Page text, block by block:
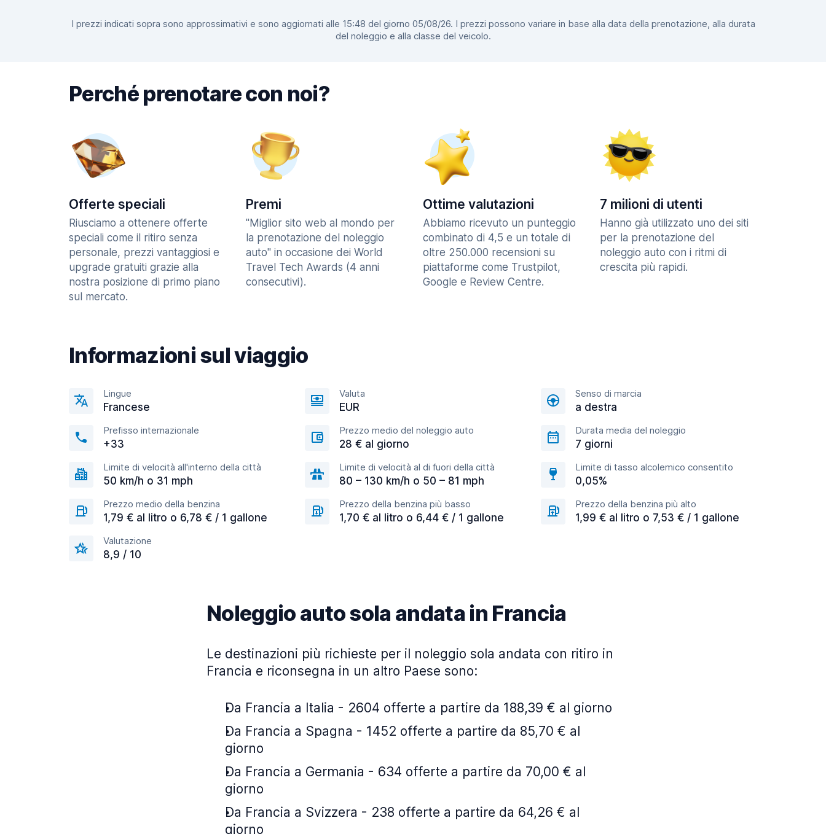
I prezzi indicati sopra sono approssimativi e sono aggiornati alle 15:48 del giorno 05/08/26. I prezzi possono variare in base alla data della prenotazione, alla durata
del noleggio e alla classe del veicolo.
Perché prenotare con noi?
Offerte speciali
Riusciamo a ottenere offerte
speciali come il ritiro senza
personale, prezzi vantaggiosi e
upgrade gratuiti grazie alla
nostra posizione di primo piano
sul mercato.
Premi
"Miglior sito web al mondo per
la prenotazione del noleggio
auto" in occasione dei World
Travel Tech Awards (4 anni
consecutivi).
Ottime valutazioni
Abbiamo ricevuto un punteggio
combinato di 4,5 e un totale di
oltre 250.000 recensioni su
piattaforme come Trustpilot,
Google e Review Centre.
7 milioni di utenti
Hanno già utilizzato uno dei siti
per la prenotazione del
noleggio auto con i ritmi di
crescita più rapidi.
Informazioni sul viaggio
Lingue
Francese
Valuta
EUR
Senso di marcia
a destra
Prefisso internazionale
+33
Prezzo medio del noleggio auto
28 € al giorno
Durata media del noleggio
7 giorni
Limite di velocità all'interno della città
50 km/h o 31 mph
Limite di velocità al di fuori della città
80 – 130 km/h o 50 – 81 mph
Limite di tasso alcolemico consentito
0,05%
Prezzo medio della benzina
1,79 € al litro o 6,78 € / 1 gallone
Prezzo della benzina più basso
1,70 € al litro o 6,44 € / 1 gallone
Prezzo della benzina più alto
1,99 € al litro o 7,53 € / 1 gallone
Valutazione
8,9 / 10
Noleggio auto sola andata in Francia
Le destinazioni più richieste per il noleggio sola andata con ritiro in
Francia e riconsegna in un altro Paese sono:
Da Francia a Italia - 2604 offerte a partire da 188,39 € al giorno
Da Francia a Spagna - 1452 offerte a partire da 85,70 € al
giorno
Da Francia a Germania - 634 offerte a partire da 70,00 € al
giorno
Da Francia a Svizzera - 238 offerte a partire da 64,26 € al
giorno